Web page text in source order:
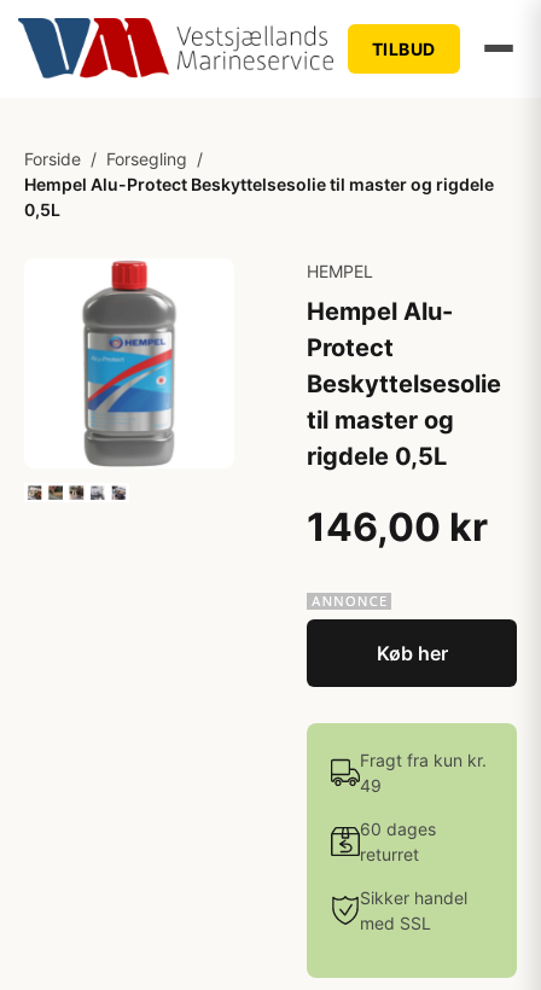
TILBUD
Forside / Forsegling /
Hempel Alu-Protect Beskyttelsesolie til master og rigdele
0,5L
HEMPEL
Hempel Alu-
Protect
Beskyttelsesolie
til master og
rigdele 0,5L
146,00 kr
Køb her
Fragt fra kun kr.
49
60 dages
returret
Sikker handel
med SSL